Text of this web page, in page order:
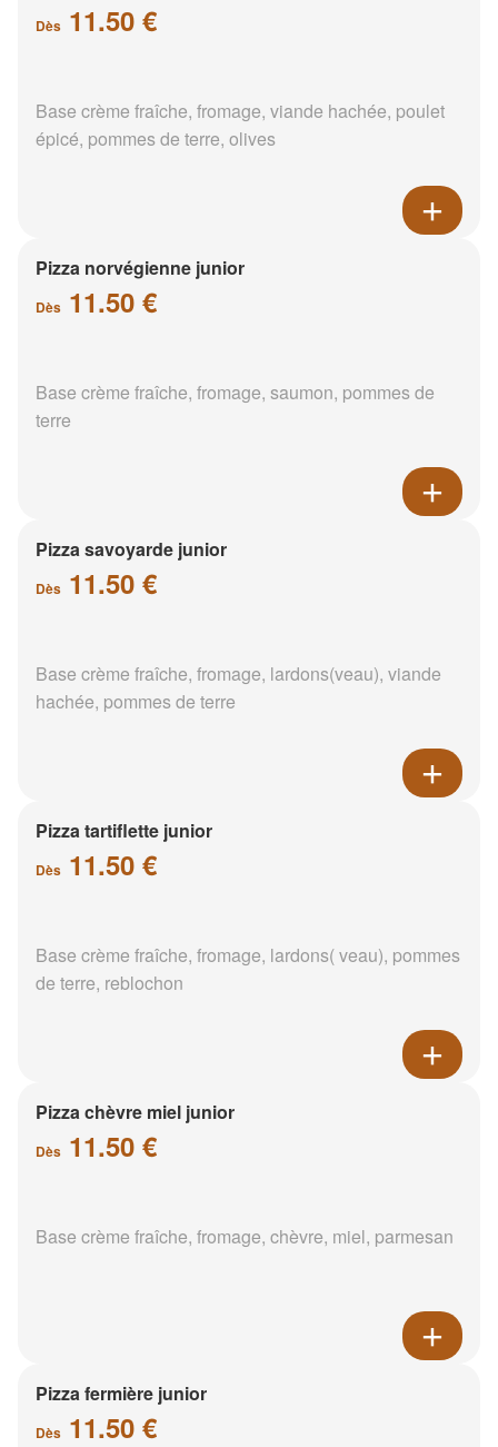
Dès 11.50 €
Base crème fraîche, fromage, viande hachée, poulet
épicé, pommes de terre, olives
Pizza norvégienne junior
Dès 11.50 €
Base crème fraîche, fromage, saumon, pommes de
terre
Pizza savoyarde junior
Dès 11.50 €
Base crème fraîche, fromage, lardons(veau), viande
hachée, pommes de terre
Pizza tartiflette junior
Dès 11.50 €
Base crème fraîche, fromage, lardons( veau), pommes
de terre, reblochon
Pizza chèvre miel junior
Dès 11.50 €
Base crème fraîche, fromage, chèvre, miel, parmesan
Pizza fermière junior
Dès 11.50 €